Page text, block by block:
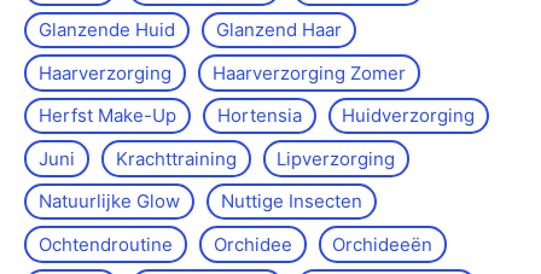
Glanzende Huid
Glanzend Haar
Haarverzorging
Haarverzorging Zomer
Herfst Make-Up
Hortensia
Huidverzorging
Juni
Krachttraining
Lipverzorging
Natuurlijke Glow
Nuttige Insecten
Ochtendroutine
Orchidee
Orchideeën